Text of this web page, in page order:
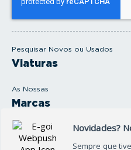
Pesquisar Novos ou Usados
Viaturas
As Nossas
Marcas
Produtos e serviços
Oficina